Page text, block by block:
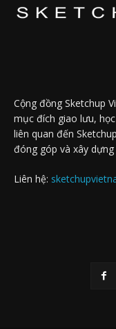
Cộng đồng Sketchup
mục đích giao lưu,
liên quan đến
đóng góp và xây
Liên hệ: